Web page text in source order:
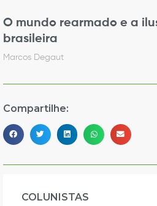
O mundo rearmado e a
brasileira
Marcos Degaut
Compartilhe:
COLUNISTAS